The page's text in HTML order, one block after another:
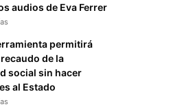
audios de Eva Ferrer
permitirá
de la
social sin hacer
al Estado